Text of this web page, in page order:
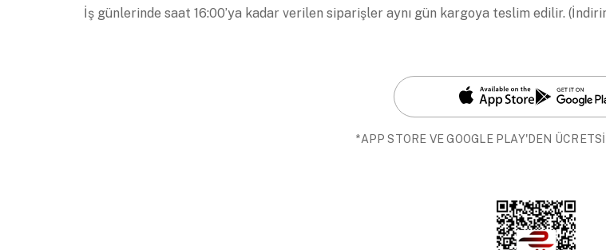
İş günlerinde saat 16:00’ya kadar verilen siparişler aynı gün kargoya teslim edilir.
*APP STORE VE GOOGLE PLAY'DEN